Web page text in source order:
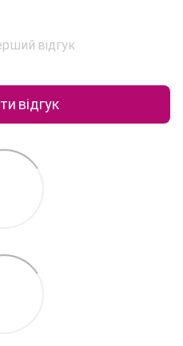
відгук
відгук